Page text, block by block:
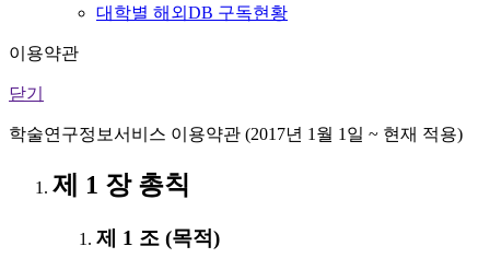
대학별 해외DB 구독현황
이용약관
닫기
학술연구정보서비스 이용약관 (2017년 1월 1일 ~ 현재 적용)
제 1 장 총칙
제 1 조 (목적)